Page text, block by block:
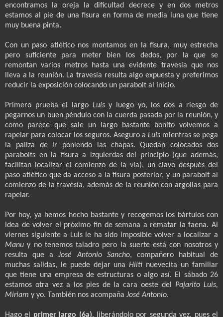
encontramos la oreja la dificultad decrece y en dos metros
estamos al pie de una fisura en forma de media luna que tiene
muy buena pinta.
Con un paso atlético nos montamos en la fisura, muy estrecha
pero suficiente para meter bien los dedos, por la que se
remontan varios metros hasta una evidente travesía que nos
lleva a la reunión. La travesía resulta algo expuesta y preferimos
reducir la exposición colocando un parabolt al inicio.
Primero prueba el largo Luisy luego yo, los dos a riesgo de
pegarnos un buen péndulo con la cuerda pasada por la reunión, y
como parece que sale un largo bastante bonito volvemos a
rapelar para colocar los seguros. Aseguro a Luis mientras se pega
la paliza de ir poniendo las chapas. Quedan colocados dos
parabolts en la fisura a izquierdas del principio (que además,
facilitan localizar el comienzo de la vía), un clavo después del
paso atlético que da acceso a la fisura posterior, y un parabolt al
comienzo de la travesía, además de la reunión con argollas para
rapelar.
Por hoy, ya hemos hecho bastante y recogemos los bártulos con
idea de volver el próximo fin de semana a rematar la faena. Al
viernes siguiente a Luis le ha sido imposible volver a localizar a
Manuy no tenemos taladro pero la suerte está con nosotros y
resulta que aJosé Antonio Sancho, compañero habitual de
muchas salidas, le puede dejar unaHilti nuevecita un familiar
que tiene una empresa de estructuras o algo así. El sábado 26
estamos otra vez a los pies de la cara oeste del Pajarito Luis,
Miriam y yo. También nos acompaña José Antonio.
Hago el primer largo (6a), liberándolo por segunda vez, pues el